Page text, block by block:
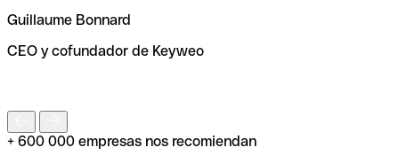
de enviar tu transferencia.
Guillaume Bonnard
CEO y cofundador de Keyweo
+ 600 000 empresas nos recomiendan